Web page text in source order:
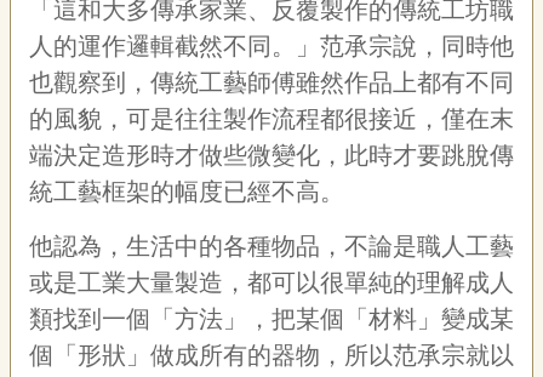
「這和大多傳承家業、反覆製作的傳統工坊職
人的運作邏輯截然不同。」范承宗說，同時他
也觀察到，傳統工藝師傅雖然作品上都有不同
的風貌，可是往往製作流程都很接近，僅在末
端決定造形時才做些微變化，此時才要跳脫傳
統工藝框架的幅度已經不高。
他認為，生活中的各種物品，不論是職人工藝
或是工業大量製造，都可以很單純的理解成人
類找到一個「方法」，把某個「材料」變成某
個「形狀」做成所有的器物，所以范承宗就以